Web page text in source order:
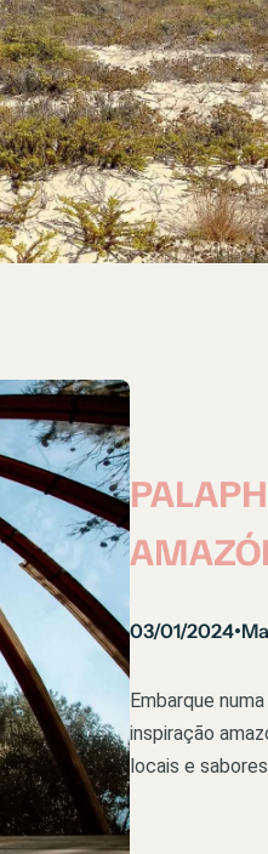
03/01/2024•
Embarque
inspiração
locais e